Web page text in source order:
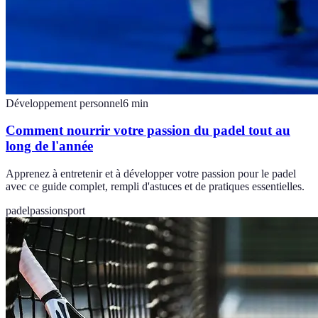
Développement personnel6 min
Comment nourrir votre passion du padel tout au
long de l'année
Apprenez à entretenir et à développer votre passion pour le padel
avec ce guide complet, rempli d'astuces et de pratiques essentielles.
padelpassionsport